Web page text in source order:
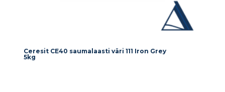
Ceresit CE40 saumalaasti väri 111 Iron Grey
5kg